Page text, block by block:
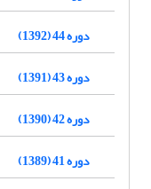
دوره 44 (1392)
دوره 43 (1391)
دوره 42 (1390)
دوره 41 (1389)